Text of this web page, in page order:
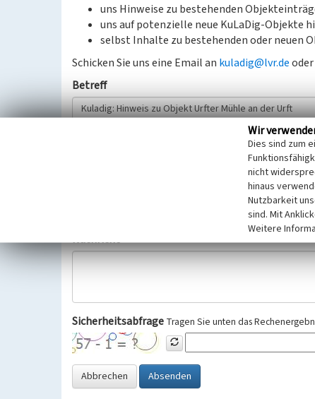
uns Hinweise zu bestehenden
uns auf potenzielle neue KuLaDig-Objekte
selbst Inhalte zu bestehenden oder neuen
Schicken Sie uns eine Email an kuladig@lvr.de
Betreff
Wir bitten Sie um freiwillige Angabe Ihres Namens und
Selbstverständlich werden diese entsprechend der
Datenschutzgrundverordnung (EU-DSGVO) vertraulich
Nachricht
Sicherheitsabfrage Tragen Sie unten das
Abbrechen Absenden
Wir
Dies sind zum
nicht
hinaus
Nutzbarkeit
sind. Mit
Weitere